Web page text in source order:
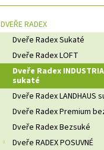
DVEŘE RADEX
Dveře Radex Sukaté
Dveře Radex LOFT
Dveře Radex
sukaté
Dveře Radex LANDHAUS
Dveře Radex Premium
Dveře Radex Bezsuké
Dveře RADEX POSUVNÉ